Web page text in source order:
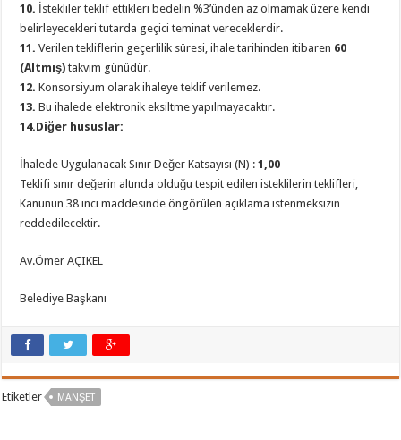
10. İstekliler teklif ettikleri bedelin %3’ünden az olmamak üzere kendi
belirleyecekleri tutarda geçici teminat vereceklerdir.
11. Verilen tekliflerin geçerlilik süresi, ihale tarihinden itibaren 60
(Altmış) takvim günüdür.
12. Konsorsiyum olarak ihaleye teklif verilemez.
13. Bu ihalede elektronik eksiltme yapılmayacaktır.
14.Diğer hususlar:
İhalede Uygulanacak Sınır Değer Katsayısı (N) :1,00
Teklifi sınır değerin altında olduğu tespit edilen isteklilerin teklifleri,
Kanunun 38 inci maddesinde öngörülen açıklama istenmeksizin
reddedilecektir.
Av.Ömer AÇIKEL
Belediye Başkanı
Etiketler MANŞET